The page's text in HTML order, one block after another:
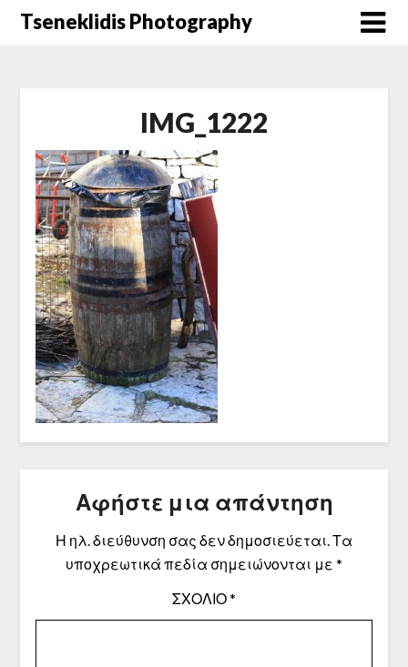
Μετάβαση
Tseneklidis Photography
IMG_1222
Αφήστε μια απάντηση
Η ηλ. διεύθυνση σας δεν δημοσιεύεται.Τα
υποχρεωτικά πεδία σημειώνονται με *
ΣΧΌΛΙΟ*